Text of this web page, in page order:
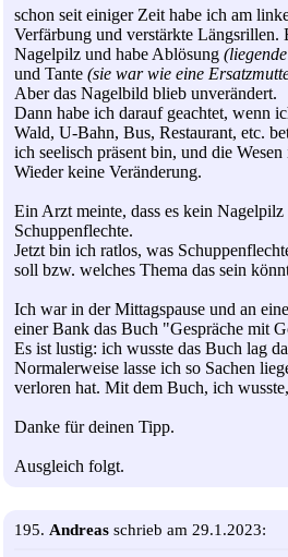
schon seit einiger Zeit habe ich am
Verfärbung und verstärkte Längsrillen.
Nagelpilz und habe Ablösung
und Tante (sie war wie eine
Aber das Nagelbild blieb unverändert.
Dann habe ich darauf geachtet, wenn
Wald, U-Bahn, Bus, Restaurant, etc.
ich seelisch präsent bin, und die
Wieder keine Veränderung.
Ein Arzt meinte, dass es kein Nagelpilz
Schuppenflechte.
Jetzt bin ich ratlos, was
soll bzw. welches Thema das sein
Ich war in der Mittagspause und an
einer Bank das Buch "Gespräche mit
Es ist lustig: ich wusste das Buch lag
Normalerweise lasse ich so Sachen
verloren hat. Mit dem Buch, ich
Danke für deinen Tipp.
Ausgleich folgt.
195. Andreas schrieb am 29.1.2023: